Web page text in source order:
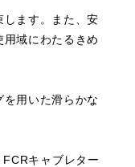
ます。また、安
域にわたるきめ
用いた滑らかな
キャブレター